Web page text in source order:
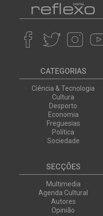
CATEGORIAS
Ciência & Tecnologia
Cultura
Desporto
Economia
Freguesias
Política
Sociedade
SECÇÕES
Multimedia
Agenda Cultural
Autores
Opinião